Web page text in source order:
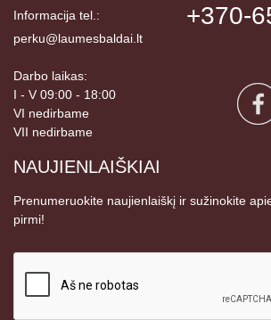
Informacija tel.: +370-
perku@laumesbaldai.lt
Darbo laikas:
I - V 09:00 - 18:00
VI nedirbame
VII nedirbame
NAUJIENLAIŠKIAI
Prenumeruokite naujienlaiškį ir sužinokite
pirmi!